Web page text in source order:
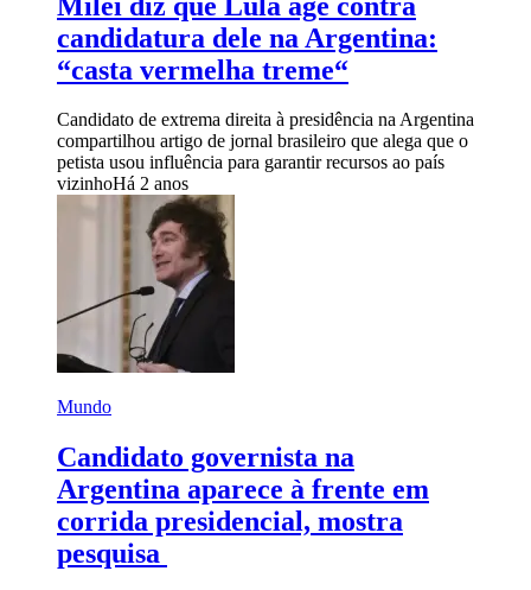
candidatura dele na Argentina:
“casta vermelha treme“
Candidato de extrema direita à presidência na Argentina
compartilhou artigo de jornal brasileiro que alega que o
petista usou influência para garantir recursos ao país
vizinhoHá 2 anos
Mundo
Candidato governista na
Argentina aparece à frente em
corrida presidencial, mostra
pesquisa